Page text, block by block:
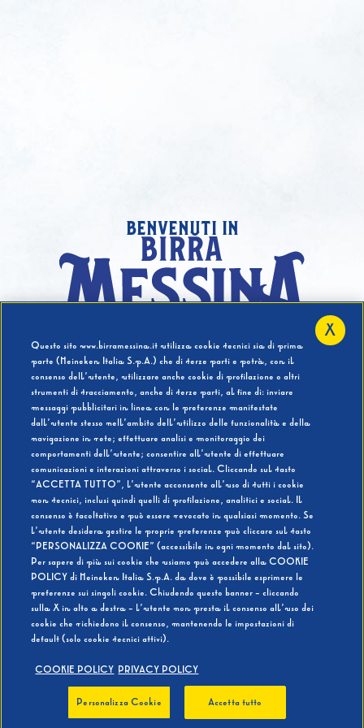
benvenuti in
Hai compiuto 18 Anni?
SI NO
BEVI RESPONSABILMENTE
Questo sito www.birramessina.it utilizza cookie tecnici sia di prima
parte (Heineken Italia S.p.A.) che di terze parti e potrà, con il
consenso dell’utente, utilizzare anche cookie di profilazione o altri
strumenti di tracciamento, anche di terze parti, al fine di: inviare
messaggi pubblicitari in linea con le preferenze manifestate
dall’utente stesso nell’ambito dell’utilizzo delle funzionalità e della
navigazione in rete; effettuare analisi e monitoraggio dei
comportamenti dell’utente; consentire all’utente di effettuare
comunicazioni e interazioni attraverso i social. Cliccando sul tasto
“ACCETTA TUTTO”, l’utente acconsente all’uso di tutti i cookie
non tecnici, inclusi quindi quelli di profilazione, analitici e social. Il
consenso è facoltativo e può essere revocato in qualsiasi momento. Se
l’utente desidera gestire le proprie preferenze può cliccare sul tasto
“PERSONALIZZA COOKIE” (accessibile in ogni momento dal sito).
Per sapere di più sui cookie che usiamo può accedere alla COOKIE
POLICY di Heineken Italia S.p.A. da dove è possibile esprimere le
preferenze sui singoli cookie. Chiudendo questo banner - cliccando
sulla X in alto a destra - l’utente non presta il consenso all’uso dei
cookie che richiedono il consenso, mantenendo le impostazioni di
default (solo cookie tecnici attivi).
COOKIE POLICY PRIVACY POLICY
Personalizza Cookie Accetta tutto
X